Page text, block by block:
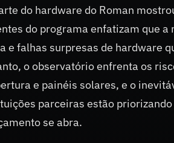
do hardware do Roman
do programa enfatizam que a
e falhas surpresas de hardware
o observatório enfrenta os
e painéis solares, e o
parceiras estão
se abra.